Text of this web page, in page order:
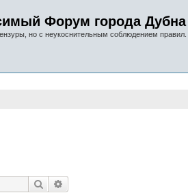
Форум города Дубна
но с неукоснительным соблюдением правил.
Поиск